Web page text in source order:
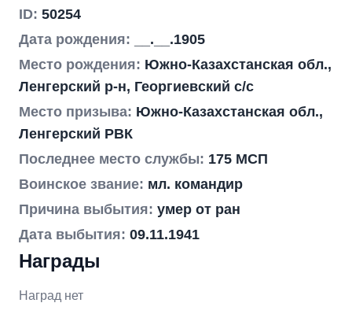
ID: 50254
Дата рождения:
__.__.1905
Место рождения: Южно-Казахстанская обл.,
Ленгерский р-н, Георгиевский с/с
Место призыва: Южно-Казахстанская обл.,
Ленгерский РВК
Последнее место службы: 175 МСП
Воинское звание: мл. командир
Причина выбытия: умер от ран
Дата выбытия: 09.11.1941
Награды
Наград нет